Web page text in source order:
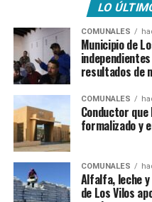
LO
COMUNALES
Municipio de
resultados de
COMUNALES
Conductor
formalizado y
COMUNALES
Alfalfa, leche
de Los Vilos